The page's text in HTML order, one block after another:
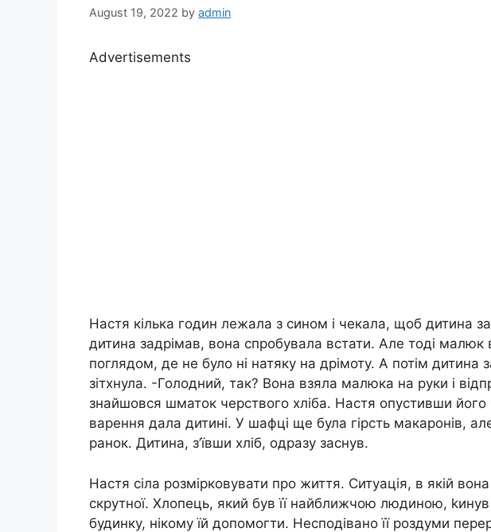
August 19, 2022 by admin
Advertisements
Настя кілька годин лежала з сином і чекала, щоб дитина
дитина задрімав, вона спробувала встати. Але тоді малюк
поглядом, де не було ні натяку на дрімоту. А потім дитина
зітхнула. -Голодний, так? Вона взяла малюка на руки і
знайшовся шматок черствого хліба. Настя опустивши його
варення дала дитині. У шафці ще була гірсть макаронів,
ранок. Дитина, з’ївши хліб, одразу заснув.
Настя сіла розмірковувати про життя. Ситуація, в якій
скрутної. Хлопець, який був її найближчою людиною,
будинку, нікому їй допомогти. Несподівано її роздуми